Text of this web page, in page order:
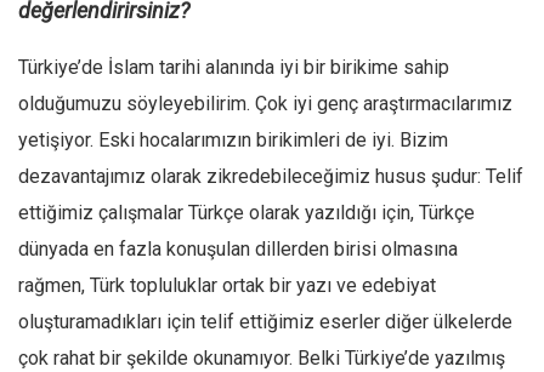
değerlendirirsiniz?
Türkiye’de İslam tarihi alanında iyi bir birikime sahip
olduğumuzu söyleyebilirim. Çok iyi genç araştırmacılarımız
yetişiyor. Eski hocalarımızın birikimleri de iyi. Bizim
dezavantajımız olarak zikredebileceğimiz husus şudur: Telif
ettiğimiz çalışmalar Türkçe olarak yazıldığı için, Türkçe
dünyada en fazla konuşulan dillerden birisi olmasına
rağmen, Türk topluluklar ortak bir yazı ve edebiyat
oluşturamadıkları için telif ettiğimiz eserler diğer ülkelerde
çok rahat bir şekilde okunamıyor. Belki Türkiye’de yazılmış